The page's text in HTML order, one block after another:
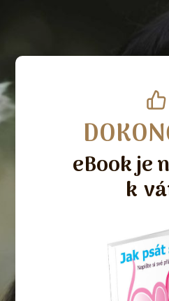
eBook je
k